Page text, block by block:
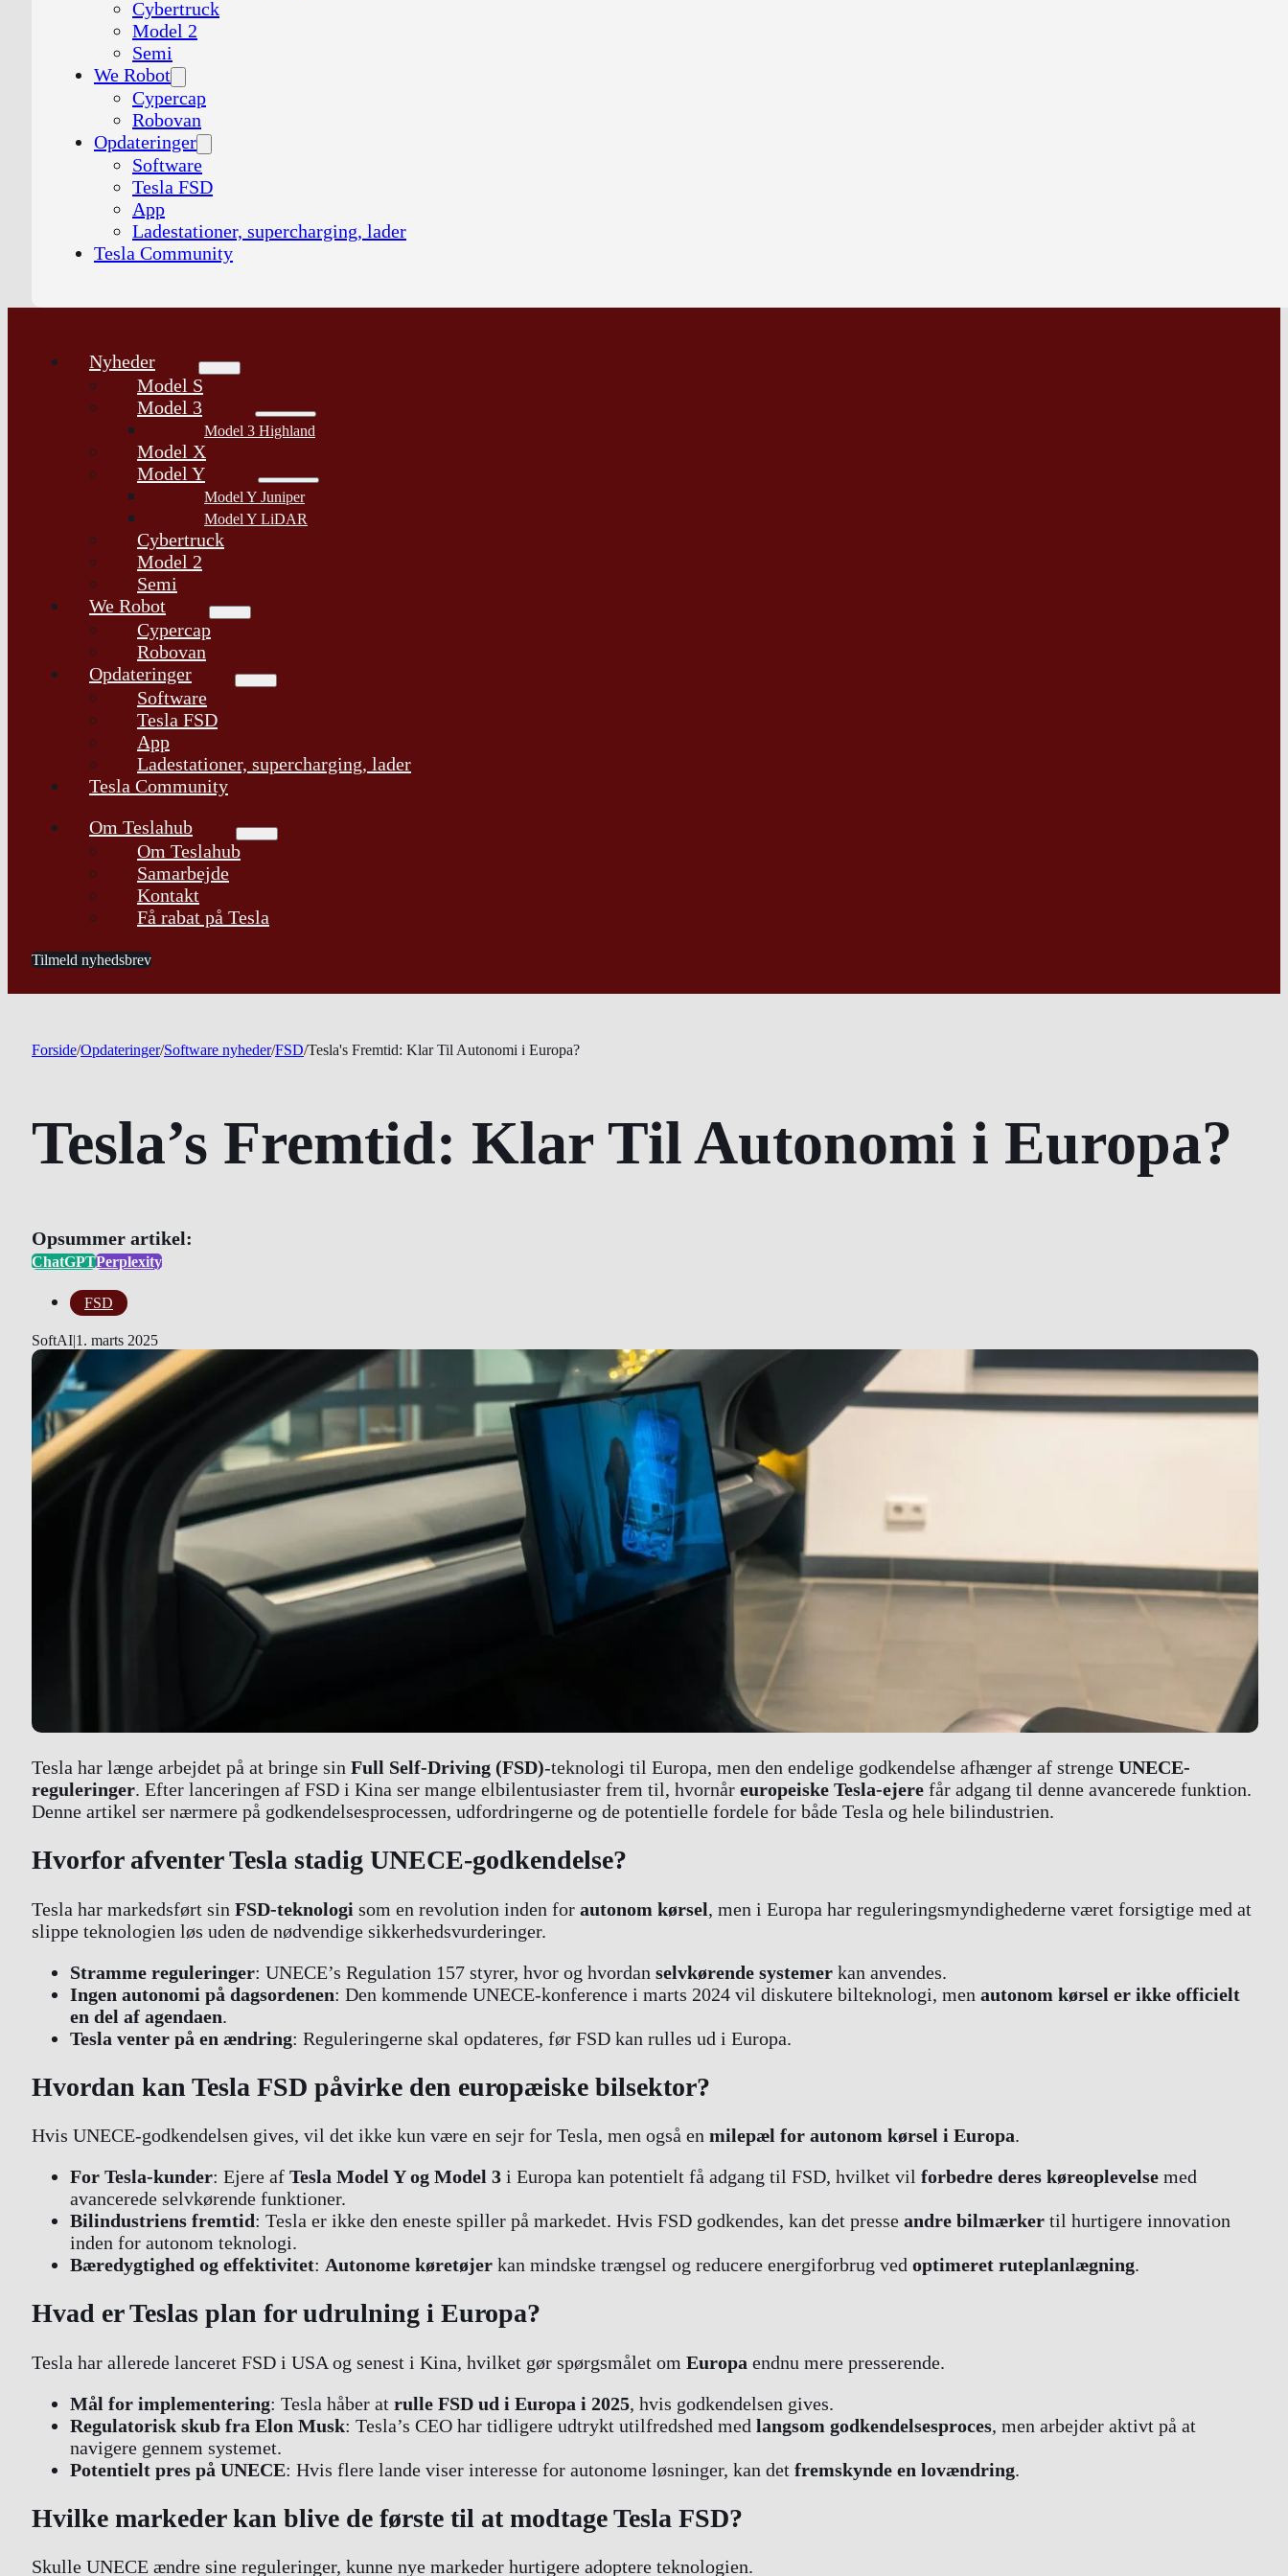
Cybertruck
Model 2
Semi
We Robot
Cypercap
Robovan
Opdateringer
Software
Tesla FSD
App
Ladestationer, supercharging, lader
Tesla Community
Nyheder
Model S
Model 3
Model 3 Highland
Model X
Model Y
Model Y Juniper
Model Y LiDAR
Cybertruck
Model 2
Semi
We Robot
Cypercap
Robovan
Opdateringer
Software
Tesla FSD
App
Ladestationer, supercharging, lader
Tesla Community
Om Teslahub
Om Teslahub
Samarbejde
Kontakt
Få rabat på Tesla
Tilmeld nyhedsbrev
Forside/Opdateringer/Software nyheder/FSD/Tesla's Fremtid: Klar Til Autonomi i Europa?
Tesla’s Fremtid: Klar Til Autonomi i Europa?
Opsummer artikel:
ChatGPTPerplexity
FSD
SoftAI|1. marts 2025
Tesla har længe arbejdet på at bringe sin Full Self-Driving (FSD)-teknologi til Europa, men den endelige godkendelse afhænger af strenge UNECE-
reguleringer. Efter lanceringen af FSD i Kina ser mange elbilentusiaster frem til, hvornår europeiske Tesla-ejere får adgang til denne avancerede funktion.
Denne artikel ser nærmere på godkendelsesprocessen, udfordringerne og de potentielle fordele for både Tesla og hele bilindustrien.
Hvorfor afventer Tesla stadig UNECE-godkendelse?
Tesla har markedsført sin FSD-teknologi som en revolution inden for autonom kørsel, men i Europa har reguleringsmyndighederne været forsigtige med at
slippe teknologien løs uden de nødvendige sikkerhedsvurderinger.
Stramme reguleringer: UNECE’s Regulation 157 styrer, hvor og hvordan selvkørende systemer kan anvendes.
Ingen autonomi på dagsordenen: Den kommende UNECE-konference i marts 2024 vil diskutere bilteknologi, men autonom kørsel er ikke officielt
en del af agendaen.
Tesla venter på en ændring: Reguleringerne skal opdateres, før FSD kan rulles ud i Europa.
Hvordan kan Tesla FSD påvirke den europæiske bilsektor?
Hvis UNECE-godkendelsen gives, vil det ikke kun være en sejr for Tesla, men også en milepæl for autonom kørsel i Europa.
For Tesla-kunder: Ejere af Tesla Model Y og Model 3 i Europa kan potentielt få adgang til FSD, hvilket vil forbedre deres køreoplevelse med
avancerede selvkørende funktioner.
Bilindustriens fremtid: Tesla er ikke den eneste spiller på markedet. Hvis FSD godkendes, kan det presse andre bilmærker til hurtigere innovation
inden for autonom teknologi.
Bæredygtighed og effektivitet: Autonome køretøjer kan mindske trængsel og reducere energiforbrug ved optimeret ruteplanlægning.
Hvad er Teslas plan for udrulning i Europa?
Tesla har allerede lanceret FSD i USA og senest i Kina, hvilket gør spørgsmålet om Europa endnu mere presserende.
Mål for implementering: Tesla håber at rulle FSD ud i Europa i 2025, hvis godkendelsen gives.
Regulatorisk skub fra Elon Musk: Tesla’s CEO har tidligere udtrykt utilfredshed med langsom godkendelsesproces, men arbejder aktivt på at
navigere gennem systemet.
Potentielt pres på UNECE: Hvis flere lande viser interesse for autonome løsninger, kan det fremskynde en lovændring.
Hvilke markeder kan blive de første til at modtage Tesla FSD?
Skulle UNECE ændre sine reguleringer, kunne nye markeder hurtigere adoptere teknologien.